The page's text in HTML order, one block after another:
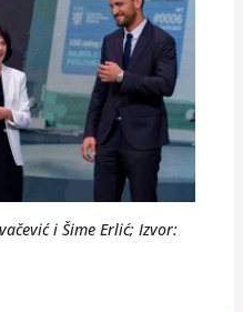
i Šime Erlić; Izvor: